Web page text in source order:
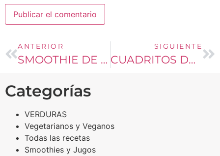
ANTERIOR
SMOOTHIE DE ARANDANOS Y LECHE DE COCO
SIGUIENTE
CUADRITOS DE NUEZ
Categorías
VERDURAS
Vegetarianos y Veganos
Todas las recetas
Smoothies y Jugos